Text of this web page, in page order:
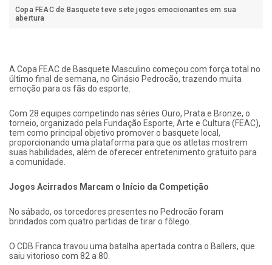
Copa FEAC de Basquete teve sete jogos emocionantes em sua
abertura
A Copa FEAC de Basquete Masculino começou com força total no
último final de semana, no Ginásio Pedrocão, trazendo muita
emoção para os fãs do esporte.
Com 28 equipes competindo nas séries Ouro, Prata e Bronze, o
torneio, organizado pela Fundação Esporte, Arte e Cultura (FEAC),
tem como principal objetivo promover o basquete local,
proporcionando uma plataforma para que os atletas mostrem
suas habilidades, além de oferecer entretenimento gratuito para
a comunidade.
Jogos Acirrados Marcam o Início da Competição
No sábado, os torcedores presentes no Pedrocão foram
brindados com quatro partidas de tirar o fôlego.
O CDB Franca travou uma batalha apertada contra o Ballers, que
saiu vitorioso com 82 a 80.